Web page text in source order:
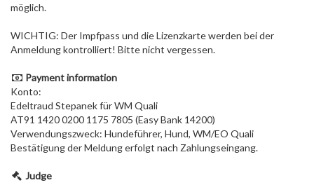
möglich.
WICHTIG: Der Impfpass und die Lizenzkarte werden bei der
Anmeldung kontrolliert! Bitte nicht vergessen.
Payment information
Konto:
Edeltraud Stepanek für WM Quali
AT91 1420 0200 1175 7805 (Easy Bank 14200)
Verwendungszweck: Hundeführer, Hund, WM/EO Quali
Bestätigung der Meldung erfolgt nach Zahlungseingang.
Judge